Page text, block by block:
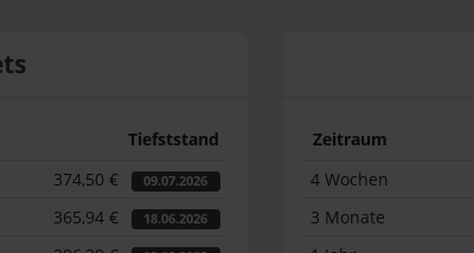
Tiefststand
374,50 € 09.07.2026
365,94 € 18.06.2026
Zeitraum
4 Wochen
3 Monate